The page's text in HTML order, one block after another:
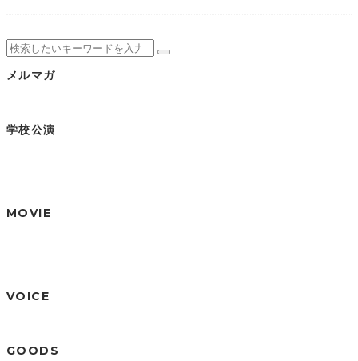
メルマガ
学校公演
MOVIE
VOICE
GOODS